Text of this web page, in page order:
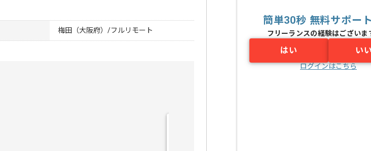
梅田（大阪府）/フルリモート
簡単30秒 無料サポー
フリーランスの経験はございま
はい い
ログインはこちら